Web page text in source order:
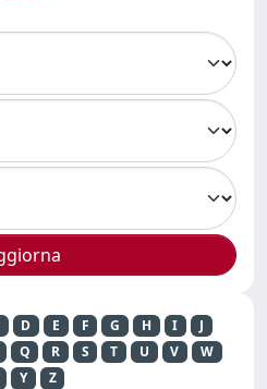
D E F G H I
J
Q R S T U V
W
Y Z